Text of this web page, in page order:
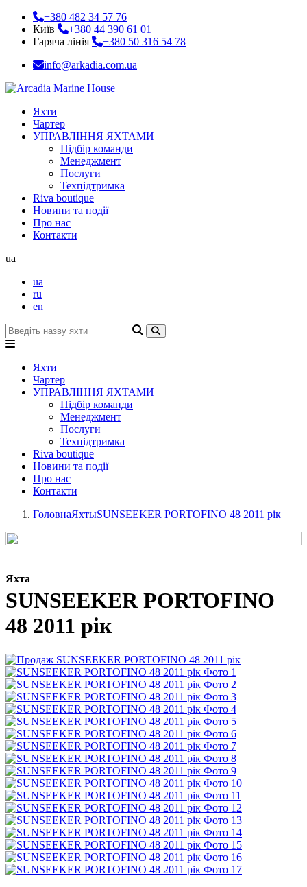
+380 482 34 57 76
Київ
+380 44 390 61 01
Гаряча лінія
+380 50 316 54 78
info@arkadia.com.ua
Яхти
Чартер
УПРАВЛІННЯ ЯХТАМИ
Підбір команди
Менеджмент
Послуги
Техпідтримка
Riva boutique
Новини та події
Про нас
Контакти
ua
ua
ru
en
Яхти
Чартер
УПРАВЛІННЯ ЯХТАМИ
Підбір команди
Менеджмент
Послуги
Техпідтримка
Riva boutique
Новини та події
Про нас
Контакти
ГоловнаЯхтыSUNSEEKER PORTOFINO 48 2011 рік
Яхта
SUNSEEKER PORTOFINO
48 2011 рік